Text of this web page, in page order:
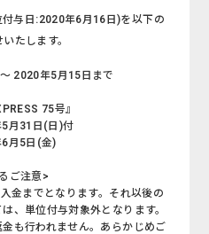
与日:2020年6月16日)を以下の
たします。
2020年5月15日まで
75号』
5月31日(日)付
月5日(金)
ご注意>
金までとなります。それ以後の
、単位付与対象外となります。
も行われません。あらかじめご